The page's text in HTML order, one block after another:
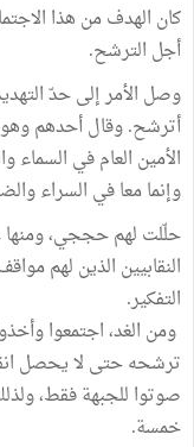
كان الهدف من هذا
أجل الترشح.
وصل الأمر إلى حدّ
أترشح. وقال أحدهم وهو
الأمين العام في
وإنما معا في السراء
حلّلت لهم حججي،
النقابيين الذين لهم
التفكير.
ومن الغد، اجتمعوا
ترشحه حتى لا يحصل
صوتوا للجبهة فقط،
خمسة.